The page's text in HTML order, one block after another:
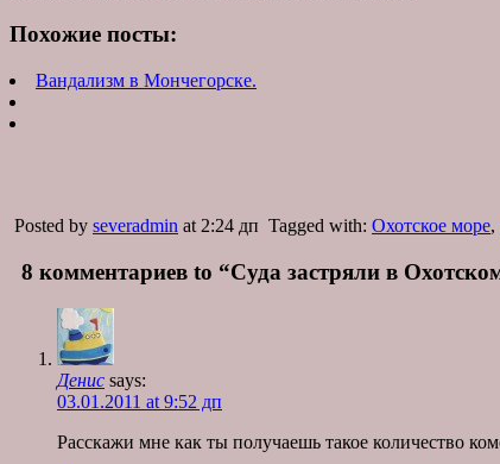
Похожие посты:
Вандализм в Мончегорске.
Posted by severadmin at 2:24 дп Tagged with: Охотское море,
8 комментариев to “Суда застряли в
Денис says:
03.01.2011 at 9:52 дп
Расскажи мне как ты получаешь такое количество